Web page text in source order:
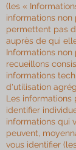
(les «
informations non
permettent pas
auprès de qui
Informations non
recueillons
informations
d'utilisation
Les informations
identifier
informations qui
peuvent,
vous identifier